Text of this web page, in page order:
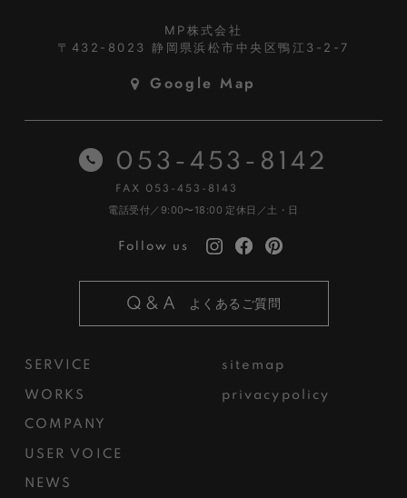
MP株式会社
〒432-8023静岡県浜松市中央区鴨江3-2-7
Google Map
SERVICE
WORKS
COMPANY
USER VOICE
NEWS
sitemap
privacypolicy
053-453-8142
FAX 053-453-8143
電話受付／9:00〜18:00 定休日／土・日
Follow us
Q&A よくあるご質問